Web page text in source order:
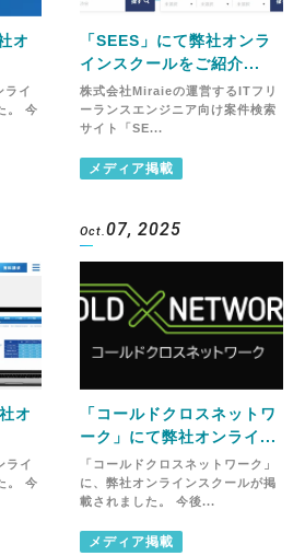
オ
ライ
。 今
「SEES」にて弊社オンラ
インスクールをご紹介...
株式会社Miraieの運営するITフリ
ーランスエンジニア向け案件検索
サイト「SE...
メディア掲載
オ
ライ
。 今
Oct.07, 2025
「コールドクロスネットワ
ーク」にて弊社オンライ...
「コールドクロスネットワーク」
に、弊社オンラインスクールが掲
載されました。 今後...
メディア掲載